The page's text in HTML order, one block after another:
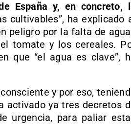
España y, en concreto,
cultivables”, ha explicado
peligro por la falta de
tomate y los cereales.
que “el agua es clave”,
y por eso,
activado ya tres decretos
urgencia, para paliar